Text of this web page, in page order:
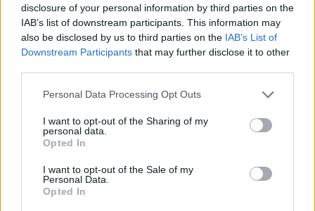
disclosure of your personal information by third parties on the
IAB’s list of downstream participants. This information may
also be disclosed by us to third parties on the IAB’s List of
Downstream Participants that may further disclose it to other
Personal Data Processing Opt Outs
I want to opt-out of the Sharing of my
personal data.
Opted In
I want to opt-out of the Sale of my
Personal Data.
Opted In
07/08/26|13:10
Μετρό Αθήνας: Στο τελικό στάδιο
η αντικατάσταση σιδηροτροχιών
στις Γραμμές 2 και 3 - Το έργο
07/08/26 12:13
Προκηρύσσεται σήμερα από τη
Άμυνας του Αναπτυξιακού Νόμου